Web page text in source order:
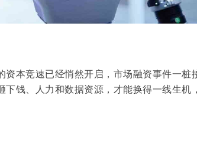
本竞速已经悄然开启，市场融资事件一桩
钱、人力和数据资源，才能换得一线生机，